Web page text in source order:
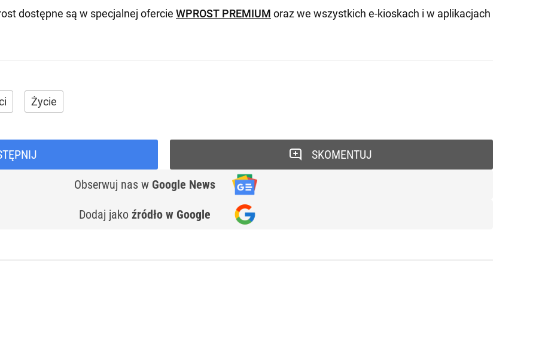
dostępne są w specjalnej ofercie WPROST PREMIUM oraz we wszystkich e-kioskach i w aplikacjach
Życie
Obserwuj nas w Google News
Dodaj jako źródło w Google
SKOMENTUJ